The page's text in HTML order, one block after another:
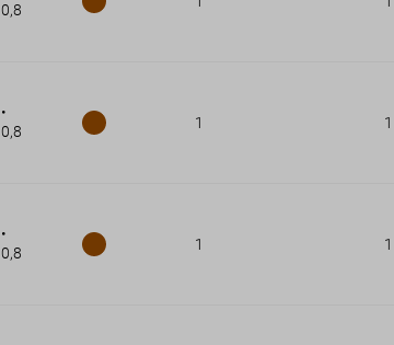
0,8
•
0,8
1 1
•
0,8
1 1